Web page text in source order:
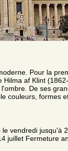
Pour la
Hilma af Klint
De ses
couleurs, formes
vendredi jusqu'à
juillet Fermeture